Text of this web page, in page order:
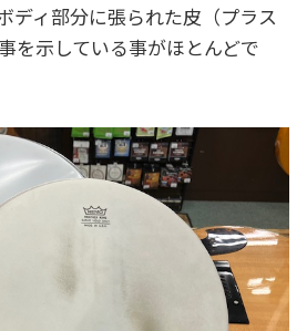
ディ部分に張られた皮（プラス
を示している事がほとんどで